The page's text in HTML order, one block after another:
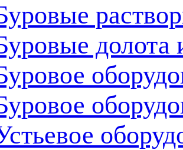
долота